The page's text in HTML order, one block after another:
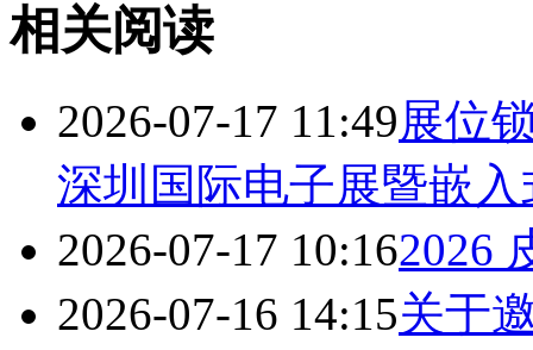
相关阅读
2026-07-17 11:49展位
深圳国际电子展暨嵌入
2026-07-17 10:162026
2026-07-16 14:15关于